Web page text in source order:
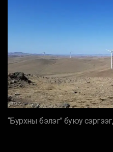
“Бурхны бэлэг” буюу